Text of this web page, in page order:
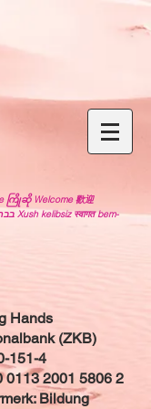
Hands
(ZKB)
151-4
0113 2001 5806 2
Bildung